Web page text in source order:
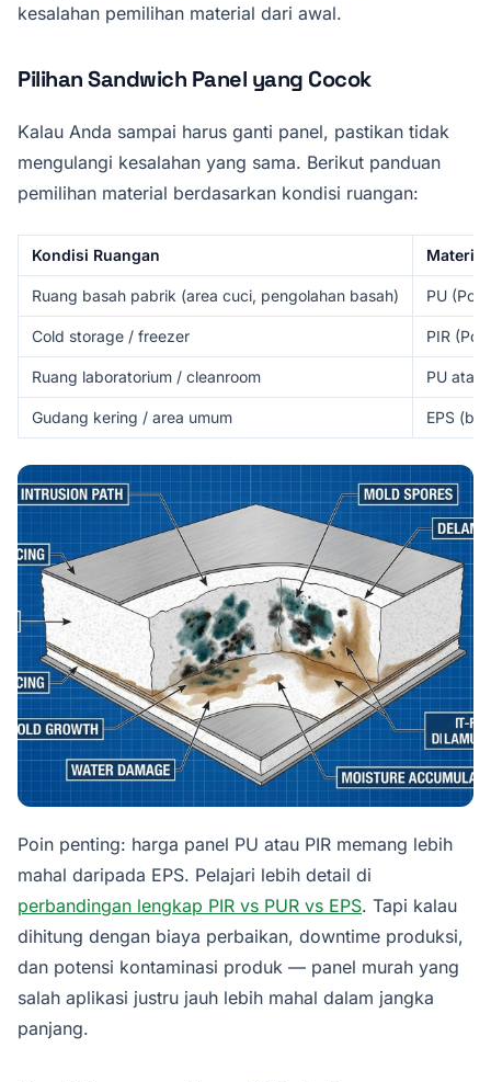
kesalahan pemilihan material dari awal.
Pilihan Sandwich Panel yang Cocok
Kalau Anda sampai harus ganti panel, pastikan tidak
mengulangi kesalahan yang sama. Berikut panduan
pemilihan material berdasarkan kondisi ruangan:
Kondisi Ruangan Material
Ruang basah pabrik (area cuci, pengolahan basah) PU
Cold storage / freezer PIR
Ruang laboratorium / cleanroom PU atau
Gudang kering / area umum EPS
Poin penting: harga panel PU atau PIR memang lebih
mahal daripada EPS. Pelajari lebih detail di
perbandingan lengkap PIR vs PUR vs EPS. Tapi kalau
dihitung dengan biaya perbaikan, downtime produksi,
dan potensi kontaminasi produk — panel murah yang
salah aplikasi justru jauh lebih mahal dalam jangka
panjang.